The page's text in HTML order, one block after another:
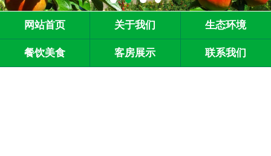
网站首页 关于我们 生态环境
餐饮美食 客房展示 联系我们